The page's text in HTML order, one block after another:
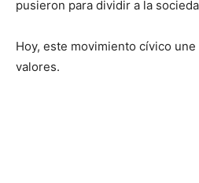
pusieron para dividir a la
Hoy, este movimiento cívico
valores.